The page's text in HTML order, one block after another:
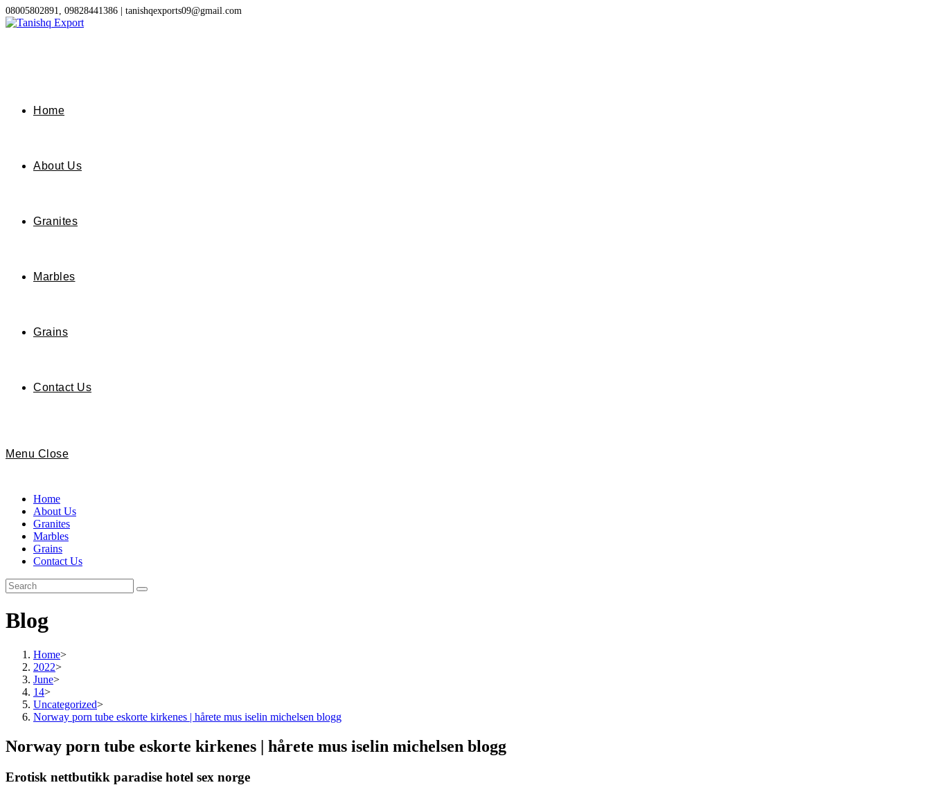
Skip
to
08005802891, 09828441386 | tanishqexports09@gmail.com
Home
About Us
Granites
Marbles
Grains
Contact Us
Menu Close
Home
About Us
Granites
Marbles
Grains
Contact Us
Blog
Home>
2022>
June>
14>
Uncategorized>
Norway porn tube eskorte kirkenes | hårete mus iselin michelsen blogg
Norway porn tube eskorte kirkenes | hårete mus iselin michelsen blogg
Erotisk nettbutikk paradise hotel sex norge